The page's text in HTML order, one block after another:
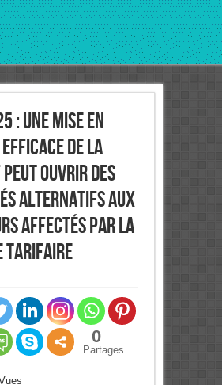
: une mise en
de la
peut ouvrir des
alternatifs aux
affectés par la
tarifaire
0
Partages